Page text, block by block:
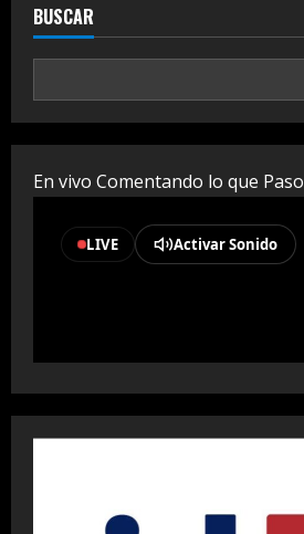
BUSCAR
En vivo Comentando lo que Paso